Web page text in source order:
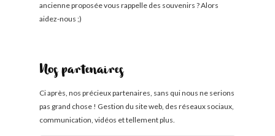
ancienne proposée vous rappelle des souvenirs ? Alors
aidez-nous ;)
Nos partenaires
Ci après, nos précieux partenaires, sans qui nous ne serions
pas grand chose ! Gestion du site web, des réseaux sociaux,
communication, vidéos et tellement plus.